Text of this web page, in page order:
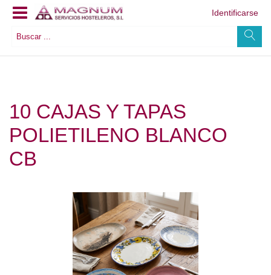
Identificarse
10 CAJAS Y TAPAS
POLIETILENO BLANCO
CB